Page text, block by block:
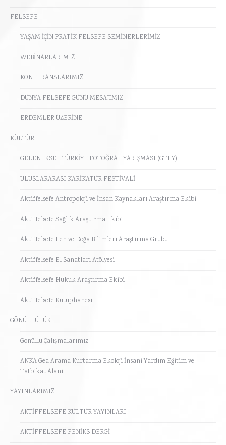
FELSEFE
YAŞAM İÇİN PRATİK FELSEFE SEMİNERLERİMİZ
WEBİNARLARIMIZ
KONFERANSLARIMIZ
DÜNYA FELSEFE GÜNÜ MESAJIMIZ
ERDEMLER ÜZERİNE
KÜLTÜR
GELENEKSEL TÜRKİYE FOTOĞRAF YARIŞMASI (GTFY)
ULUSLARARASI KARİKATÜR FESTİVALİ
Aktiffelsefe Antropoloji ve İnsan Kaynakları Araştırma Ekibi
Aktiffelsefe Sağlık Araştırma Ekibi
Aktiffelsefe Fen ve Doğa Bilimleri Araştırma Grubu
Aktiffelsefe El Sanatları Atölyesi
Aktiffelsefe Hukuk Araştırma Ekibi
Aktiffelsefe Kütüphanesi
GÖNÜLLÜLÜK
Gönüllü Çalışmalarımız
ANKA Gea Arama Kurtarma Ekoloji İnsani Yardım Eğitim ve
Tatbikat Alanı
YAYINLARIMIZ
AKTİFFELSEFE KÜLTÜR YAYINLARI
AKTİFFELSEFE FENİKS DERGİ